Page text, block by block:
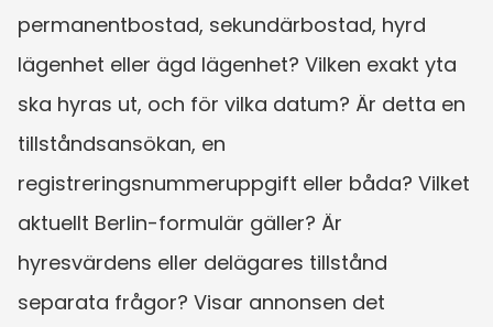
permanentbostad, sekundärbostad, hyrd
lägenhet eller ägd lägenhet? Vilken exakt yta
ska hyras ut, och för vilka datum? Är detta en
tillståndsansökan, en
registreringsnummeruppgift eller båda? Vilket
aktuellt Berlin-formulär gäller? Är
hyresvärdens eller delägares tillstånd
separata frågor? Visar annonsen det